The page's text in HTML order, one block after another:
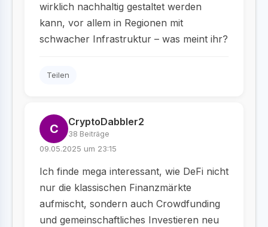
wirklich nachhaltig gestaltet werden
kann, vor allem in Regionen mit
schwacher Infrastruktur – was meint ihr?
Teilen
C CryptoDabbler2
38 Beiträge
09.05.2025 um 23:15
Ich finde mega interessant, wie DeFi nicht
nur die klassischen Finanzmärkte
aufmischt, sondern auch Crowdfunding
und gemeinschaftliches Investieren neu